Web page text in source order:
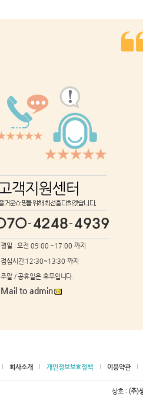
평일 : 오전 09:00 ~17:00 까지
점심시간:12:30~13:30 까지
주말 / 공휴일은 휴무입니다.
Mail to admin
회사소개 개인정보보호정책 이용약관
상호 : (주)